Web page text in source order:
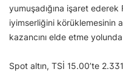
yumuşadığına işaret
iyimserliğini körüklemesinin
kazancını elde etme
Spot altın, TSİ 15.00’te